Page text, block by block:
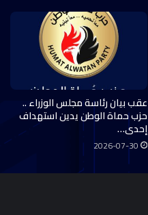
عقب بيان رئاسة مجلس الوزراء ..
حزب حماة الوطن يدين استهداف
إحدى…
2026-07-30